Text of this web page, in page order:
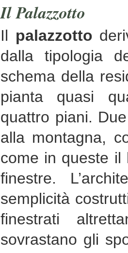
Il Palazzotto
Il palazzotto
dalla tipologia
schema della
pianta quasi
quattro piani.
alla montagna,
come in queste
finestre.
semplicità
finestrati
sovrastano gli